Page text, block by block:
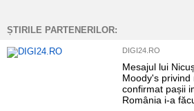
ȘTIRILE PARTENERILOR:
DIGI24.RO
Mesajul lui
Moody's privind
confirmat pașii
România i-a